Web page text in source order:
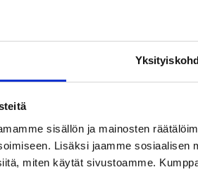
sisällön ja mainosten
Lisäksi jaamme sosiaalisen
miten käytät sivustoamme.